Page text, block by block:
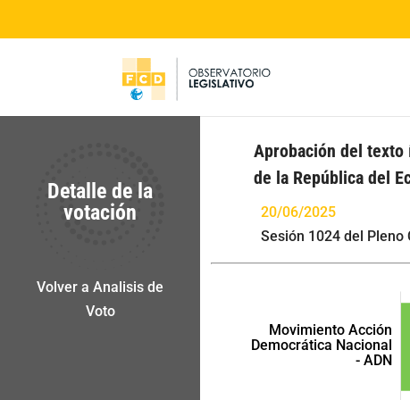
Detalle de la
votación
Volver a Analisis de
Voto
Aprobación del texto
de la República del
20/06/2025
Sesión 1024 del Pleno
Movimiento Acción
Democrática Nacional
- ADN